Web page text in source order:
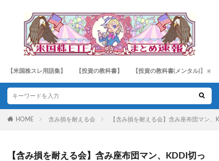
【米国株スレ用語集】 【投資の教科書】 【投資の教科書(メンタル)】
HOME 含み損を耐える会 【含み損を耐える会】含み座布団マン
【含み損を耐える会】含み座布団マン、KDDI切っ